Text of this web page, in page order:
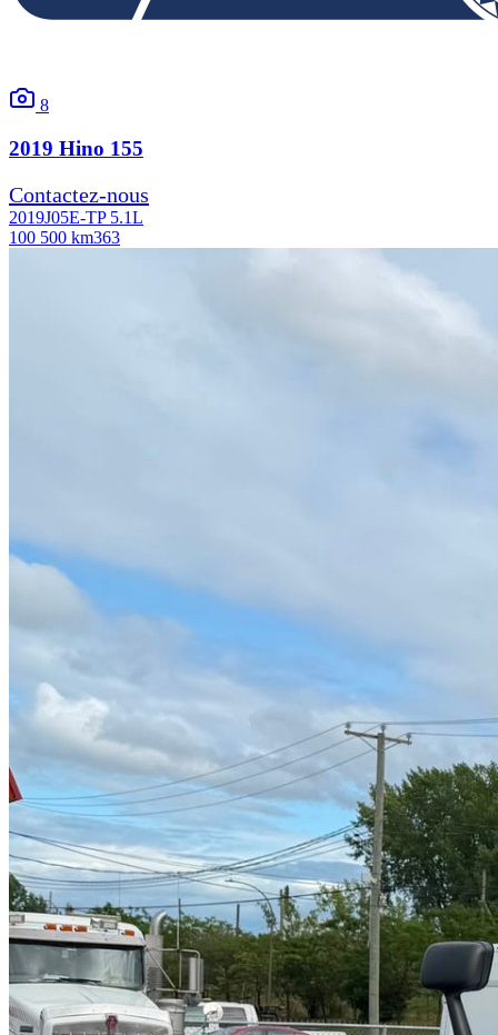
8
2019 Hino 155
Contactez-nous
2019J05E-TP 5.1L
100 500 km363